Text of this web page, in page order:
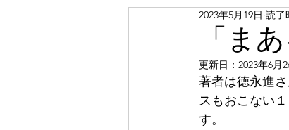
「ま
2023年5月19日 読了
更新日： 2023年6月
著者は徳永進
スもおこない
す。